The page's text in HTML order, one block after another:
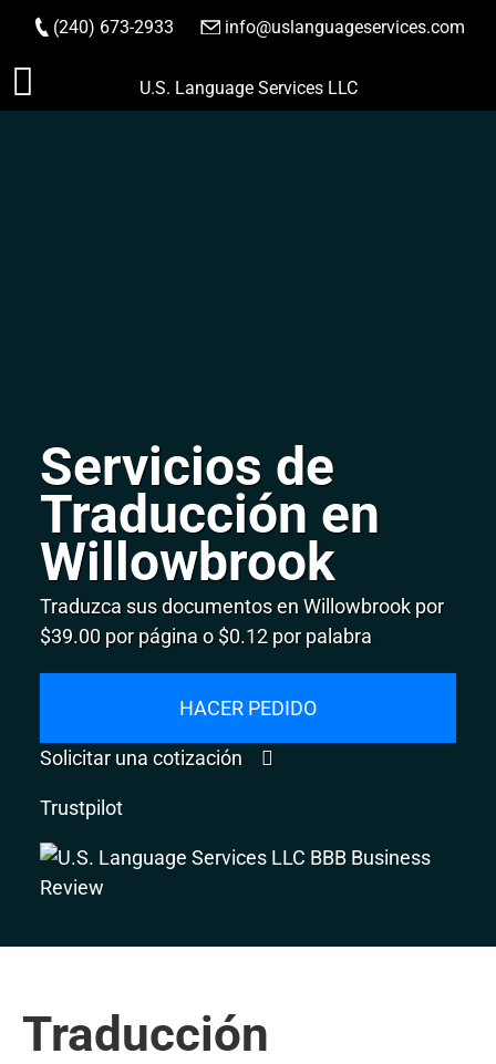
Saltar
(240) 673-2933 info@uslanguageservices.com
HACER PEDIDO
U.S. Language Services LLC
Servicios de
Traducción en
Willowbrook
Traduzca sus documentos en Willowbrook por
$39.00 por página o $0.12 por palabra
HACER PEDIDO
Solicitar una cotización
Trustpilot
Traducción